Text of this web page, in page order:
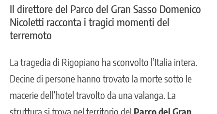
Il direttore del Parco del Gran Sasso Domenico
Nicoletti racconta i tragici momenti del
terremoto
La tragedia di Rigopiano ha sconvolto l’Italia intera.
Decine di persone hanno trovato la morte sotto le
macerie dell’hotel travolto da una valanga. La
struttura si trova nel territorio del Parco del Gran